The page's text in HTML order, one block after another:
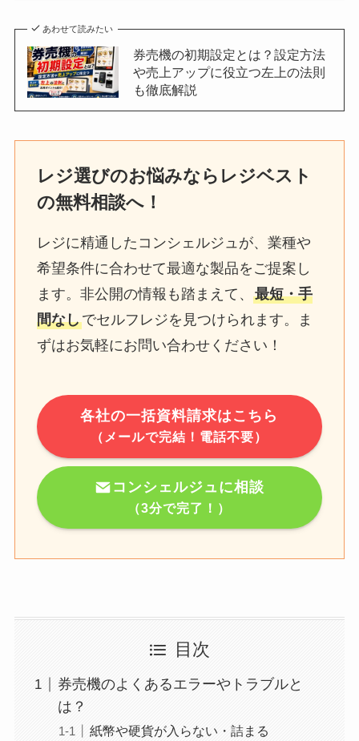
あわせて読みたい
券売機の初期設定とは？設定方法
や売上アップに役立つ左上の法則
も徹底解説
レジ選びのお悩みならレジベスト
の無料相談へ！
レジに精通したコンシェルジュが、業種や
希望条件に合わせて最適な製品をご提案し
ます。非公開の情報も踏まえて、 最短・手
間なしでセルフレジを見つけられます。ま
ずはお気軽にお問い合わせください！
各社の一括資料請求はこちら
（メールで完結！電話不要）
コンシェルジュに相談
（3分で完了！）
目次
券売機のよくあるエラーやトラブルと
は？
紙幣や硬貨が入らない・詰まる